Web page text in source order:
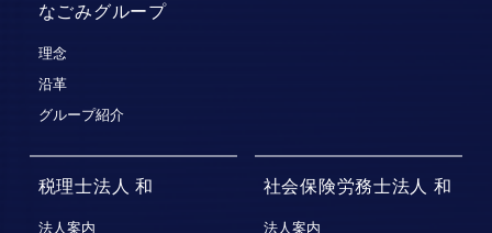
なごみグループ
理念
沿革
グループ紹介
税理士法人 和
法人案内
社会保険労務士法人 和
法人案内